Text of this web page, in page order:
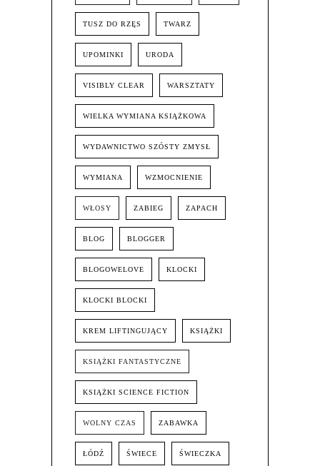
TUSZ DO RZĘS TWARZ
UPOMINKI URODA
VISIBLY CLEAR WARSZTATY
WIELKA WYMIANA KSIĄŻKOWA
WYDAWNICTWO SZÓSTY ZMYSŁ
WYMIANA WZMOCNIENIE
WŁOSY ZABIEG ZAPACH
BLOG BLOGGER
BLOGOWELOVE KLOCKI
KLOCKI BLOCKI
KREM LIFTINGUJĄCY KSIĄŻKI
KSIĄŻKI FANTASTYCZNE
KSIĄŻKI SCIENCE FICTION
WOLNY CZAS ZABAWKA
ŁÓDŹ ŚWIECE ŚWIECZKA